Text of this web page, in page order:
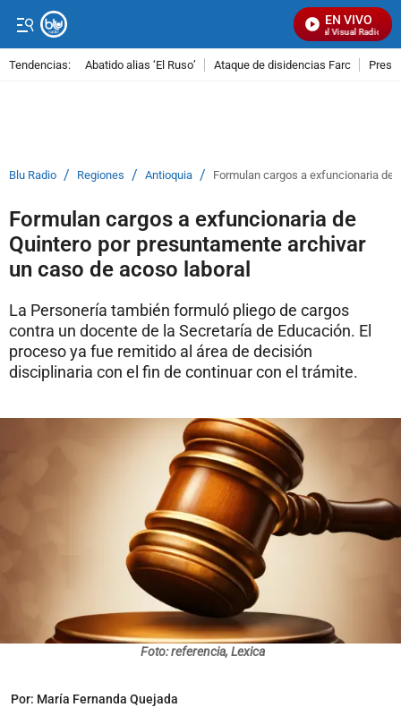
EN VIVO
Señal Visual Radio
Tendencias: Abatido alias ‘El Ruso’ Ataque de disidencias Farc
Blu Radio / Regiones / Antioquia / Formulan cargos a exfuncionaria de
Formulan cargos a exfuncionaria de
Quintero por presuntamente archivar
un caso de acoso laboral
La Personería también formuló pliego de cargos
contra un docente de la Secretaría de Educación. El
proceso ya fue remitido al área de decisión
disciplinaria con el fin de continuar con el trámite.
Foto: referencia, Lexica
Por: María Fernanda Quejada